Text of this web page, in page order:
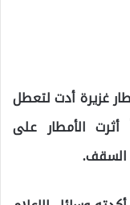
غزيرة أدت لتعطل
الأمطار على
السقف.